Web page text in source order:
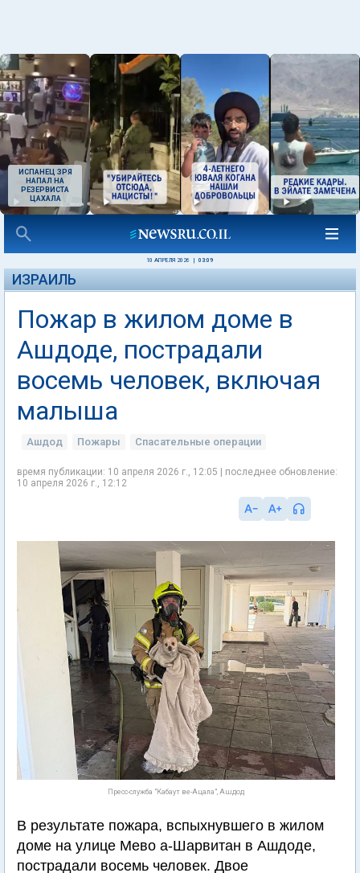
ИСПАНЕЦ ЗРЯ
НАПАЛ НА
РЕЗЕРВИСТА
ЦАХАЛА
10 АПРЕЛЯ 2026 03:09
ИЗРАИЛЬ
Пожар в жилом доме в
Ашдоде, пострадали
восемь человек, включая
малыша
Ашдод Пожары Спасательные операции
время публикации: 10 апреля 2026 г., 12:05 | последнее обновление:
10 апреля 2026 г., 12:12
Пресс-служба "Кабаут ве-Ацала", Ашдод
В результате пожара, вспыхнувшего в жилом
доме на улице Мево а-Шарвитан в Ашдоде,
пострадали восемь человек. Двое